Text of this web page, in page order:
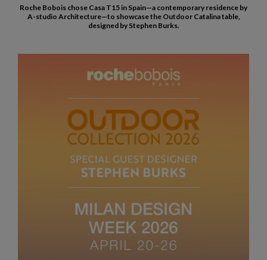
Roche Bobois chose Casa T15 in Spain—a contemporary residence by
A-studio Architecture—to showcase the Outdoor Catalina table,
designed by Stephen Burks.